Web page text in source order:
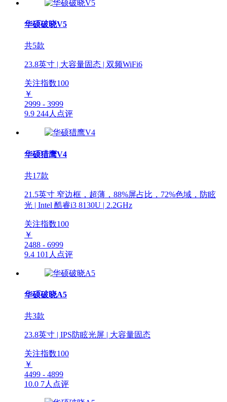
华硕破晓V5
共5款
23.8英寸 | 大容量固态 | 双频WiFi6
关注指数100
￥
2999 - 3999
9.9 244人点评
华硕猎鹰V4
共17款
21.5英寸 窄边框，超薄，88%屏占比，72%色域，防眩
光 | Intel 酷睿i3 8130U | 2.2GHz
关注指数100
￥
2488 - 6999
9.4 101人点评
华硕破晓A5
共3款
23.8英寸 | IPS防眩光屏 | 大容量固态
关注指数100
￥
4499 - 4899
10.0 7人点评